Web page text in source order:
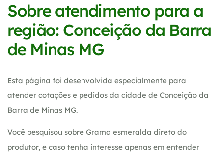
Sobre atendimento para a
região: Conceição da Barra
de Minas MG
Esta página foi desenvolvida especialmente para
atender cotações e pedidos da cidade de Conceição da
Barra de Minas MG.
Você pesquisou sobre Grama esmeralda direto do
produtor, e caso tenha interesse apenas em entender